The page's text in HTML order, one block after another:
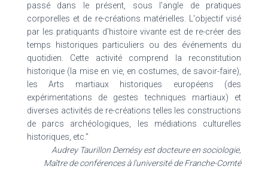
passé dans le présent, sous l'angle de pratiques
corporelles et de re-créations matérielles. L'objectif visé
par les pratiquants d'histoire vivante est de re-créer des
temps historiques particuliers ou des événements du
quotidien. Cette activité comprend la reconstitution
historique (la mise en vie, en costumes, de savoir-faire),
les Arts martiaux historiques européens (des
expérimentations de gestes techniques martiaux) et
diverses activités de re-créations telles les constructions
de parcs archéologiques, les médiations culturelles
historiques, etc."
Audrey Taurillon Demésy est docteure en sociologie,
Maître de conférences à l'université de Franche-Comté